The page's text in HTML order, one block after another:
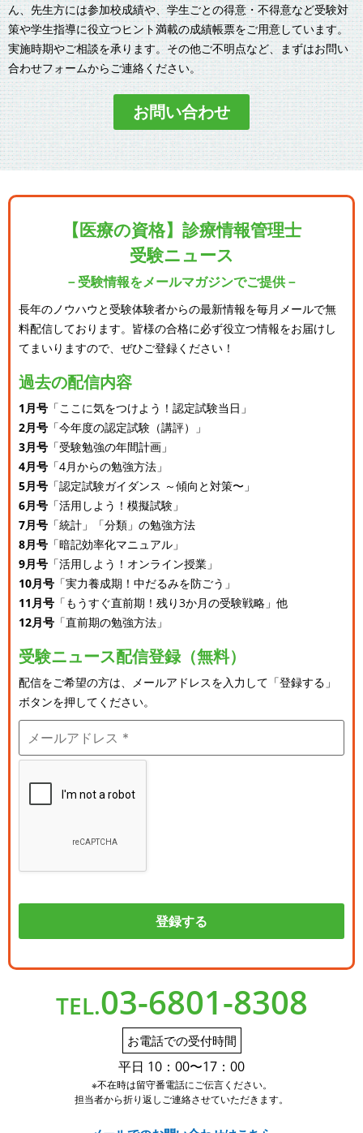
ん、先生方には参加校成績や、学生ごとの得意・不得意など受験対
策や学生指導に役立つヒント満載の成績帳票をご用意しています。
実施時期やご相談を承ります。その他ご不明点など、まずはお問い
合わせフォームからご連絡ください。
お問い合わせ
【医療の資格】診療情報管理士
受験ニュース
－受験情報をメールマガジンでご提供－
長年のノウハウと受験体験者からの最新情報を毎月メールで無
料配信しております。 皆様の合格に必ず役立つ情報をお届けし
てまいりますので、ぜひご登録ください！
過去の配信内容
1月号 「ここに気をつけよう！認定試験当日」
2月号 「今年度の認定試験（講評）」
3月号 「受験勉強の年間計画」
4月号 「4月からの勉強方法」
5月号 「認定試験ガイダンス ～傾向と対策〜」
6月号 「活用しよう！模擬試験」
7月号 「統計」「分類」の勉強方法
8月号 「暗記効率化マニュアル」
9月号 「活用しよう！オンライン授業」
10月号 「実力養成期！中だるみを防ごう」
11月号 「もうすぐ直前期！残り3か月の受験戦略」他
12月号 「直前期の勉強方法」
受験ニュース配信登録（無料）
配信をご希望の方は、メールアドレスを入力して「登録する」
ボタンを押してください。
TEL.03-6801-8308
お電話での受付時間
平日 10：00〜17：00
※不在時は留守番電話にご伝言ください。
担当者から折り返しご連絡させていただきます。